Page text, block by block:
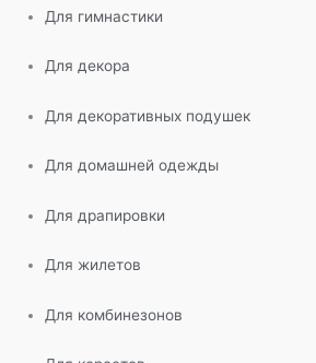
Для гимнастики
Для декора
Для декоративных подушек
Для домашней одежды
Для драпировки
Для жилетов
Для комбинезонов